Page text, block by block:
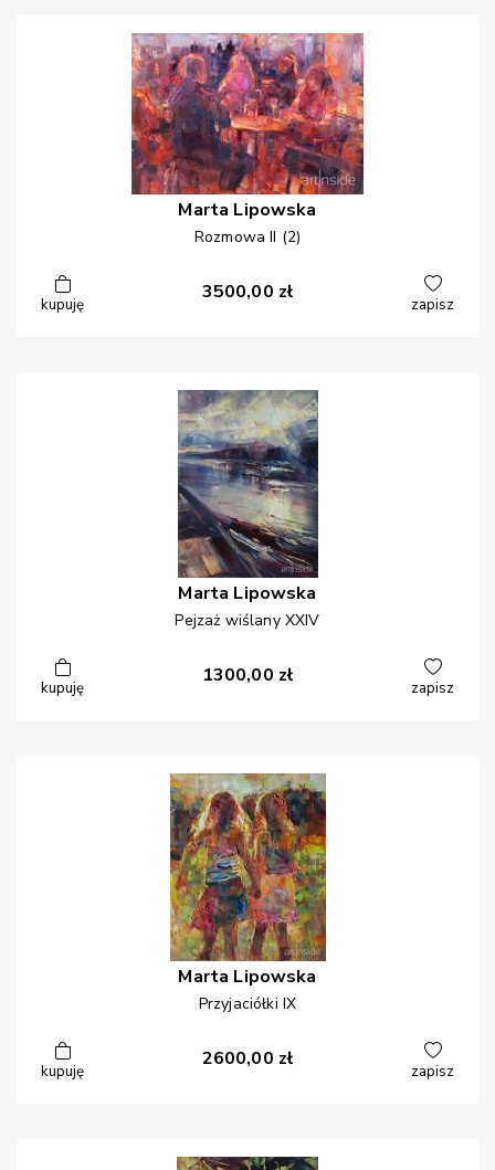
Marta Lipowska
Rozmowa II (2)
kupuję
3500,00 zł
zapisz
Marta Lipowska
Pejzaż wiślany XXIV
kupuję
1300,00 zł
zapisz
Marta Lipowska
Przyjaciółki IX
kupuję
2600,00 zł
zapisz